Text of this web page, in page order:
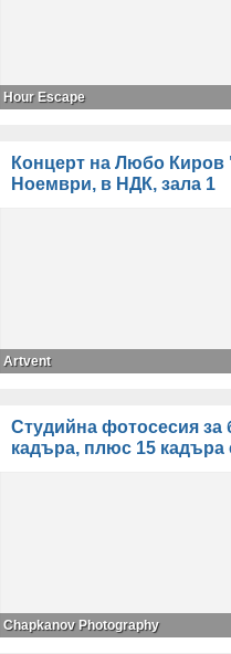
Hour Escape
Концерт на Любо
Ноември, в НДК, зала 1
Artvent
Студийна фотосесия за
кадъра, плюс 15 кадъра
Chapkanov Photography